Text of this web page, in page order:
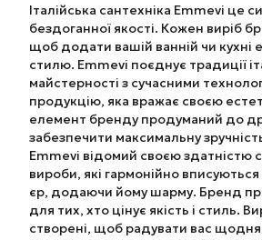
Італійська сантехніка Emmevi це
бездоганної якості. Кожен виріб
щоб додати вашій ванній чи кухні
стилю. Emmevi поєднує традиції
майстерності з сучасними
продукцію, яка вражає своєю
елемент бренду продуманий до
забезпечити максимальну
Emmevi відомий своєю здатністю
вироби, які гармонійно
єр, додаючи йому шарму. Бренд
для тих, хто цінує якість і стиль.
створені, щоб радувати вас